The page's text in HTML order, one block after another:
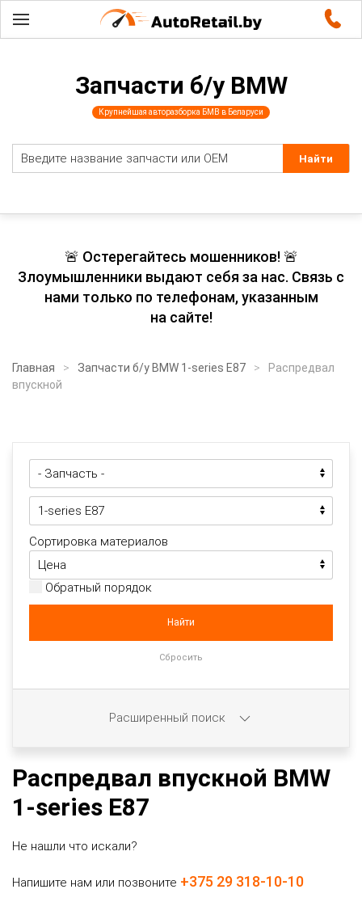
Запчасти б/у BMW
Крупнейшая авторазборка БМВ в Беларуси
🚨 Остерегайтесь мошенников! 🚨
Злоумышленники выдают себя за нас. Связь с
нами только по телефонам, указанным
на сайте!
Главная Запчасти б/у BMW 1-series E87
Распредвал
впускной
Распредвал впускной BMW
1-series E87
Не нашли что искали?
Напишите нам или позвоните +375 29 318-10-10
Сортировка материалов
Обратный порядок
Расширенный поиск